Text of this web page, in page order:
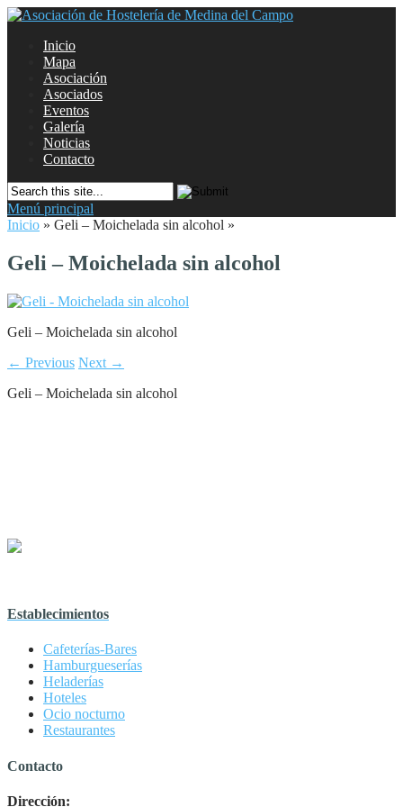
Inicio
Mapa
Asociación
Asociados
Eventos
Galería
Noticias
Contacto
Menú principal
Inicio » Geli – Moichelada sin alcohol »
Geli – Moichelada sin alcohol
Geli – Moichelada sin alcohol
← Previous Next →
Geli – Moichelada sin alcohol
Establecimientos
Cafeterías-Bares
Hamburgueserías
Heladerías
Hoteles
Ocio nocturno
Restaurantes
Contacto
Dirección: